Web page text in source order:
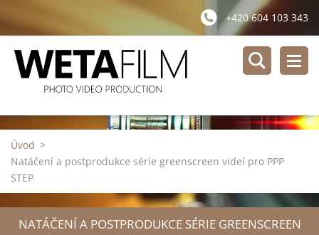
+420 604 103 343
Úvod >
Natáčení a postprodukce série greenscreen videí pro PPP
STEP
NATÁČENÍ A POSTPRODUKCE SÉRIE GREENSCREEN